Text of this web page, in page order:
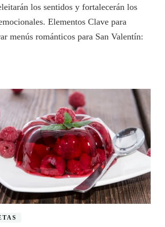
los sentidos y fortalecerán los
Elementos Clave para
menús románticos para San Valentín: